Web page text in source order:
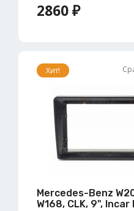
2860 ₽
Хит!
Mercedes-Benz
W168, CLK, 9", Incar